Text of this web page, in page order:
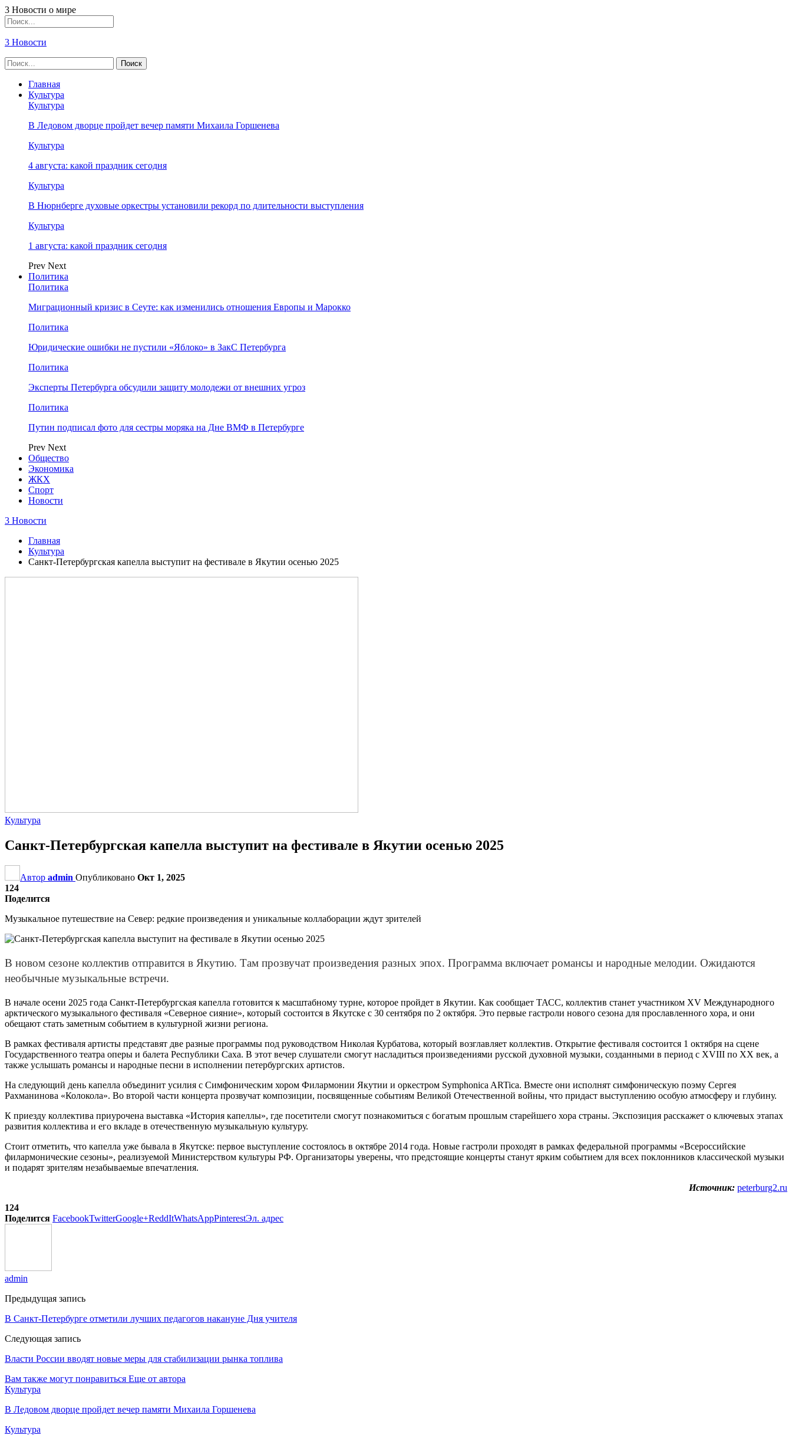
3 Новости о мире
3 Новости
Главная
Культура
Культура
В Ледовом дворце пройдет вечер памяти Михаила Горшенева
Культура
4 августа: какой праздник сегодня
Культура
В Нюрнберге духовые оркестры установили рекорд по длительности выступления
Культура
1 августа: какой праздник сегодня
Prev Next
Политика
Политика
Миграционный кризис в Сеуте: как изменились отношения Европы и Марокко
Политика
Юридические ошибки не пустили «Яблоко» в ЗакС Петербурга
Политика
Эксперты Петербурга обсудили защиту молодежи от внешних угроз
Политика
Путин подписал фото для сестры моряка на Дне ВМФ в Петербурге
Prev Next
Общество
Экономика
ЖКХ
Спорт
Новости
3 Новости
Главная
Культура
Санкт-Петербургская капелла выступит на фестивале в Якутии осенью 2025
Культура
Санкт-Петербургская капелла выступит на фестивале в Якутии осенью 2025
Автор admin Опубликовано Окт 1, 2025
124
Поделится
Музыкальное путешествие на Север: редкие произведения и уникальные коллаборации ждут зрителей
В новом сезоне коллектив отправится в Якутию. Там прозвучат произведения разных эпох. Программа включает романсы и народные мелодии. Ожидаются
необычные музыкальные встречи.
В начале осени 2025 года Санкт-Петербургская капелла готовится к масштабному турне, которое пройдет в Якутии. Как сообщает ТАСС, коллектив станет участником XV Международного
арктического музыкального фестиваля «Северное сияние», который состоится в Якутске с 30 сентября по 2 октября. Это первые гастроли нового сезона для прославленного хора, и они
обещают стать заметным событием в культурной жизни региона.
В рамках фестиваля артисты представят две разные программы под руководством Николая Курбатова, который возглавляет коллектив. Открытие фестиваля состоится 1 октября на сцене
Государственного театра оперы и балета Республики Саха. В этот вечер слушатели смогут насладиться произведениями русской духовной музыки, созданными в период с XVIII по XX век, а
также услышать романсы и народные песни в исполнении петербургских артистов.
На следующий день капелла объединит усилия с Симфоническим хором Филармонии Якутии и оркестром Symphonica ARTica. Вместе они исполнят симфоническую поэму Сергея
Рахманинова «Колокола». Во второй части концерта прозвучат композиции, посвященные событиям Великой Отечественной войны, что придаст выступлению особую атмосферу и глубину.
К приезду коллектива приурочена выставка «История капеллы», где посетители смогут познакомиться с богатым прошлым старейшего хора страны. Экспозиция расскажет о ключевых этапах
развития коллектива и его вкладе в отечественную музыкальную культуру.
Стоит отметить, что капелла уже бывала в Якутске: первое выступление состоялось в октябре 2014 года. Новые гастроли проходят в рамках федеральной программы «Всероссийские
филармонические сезоны», реализуемой Министерством культуры РФ. Организаторы уверены, что предстоящие концерты станут ярким событием для всех поклонников классической музыки
и подарят зрителям незабываемые впечатления.
Источник: peterburg2.ru
124
Поделится FacebookTwitterGoogle+ReddItWhatsAppPinterestЭл. адрес
admin
Предыдущая запись
В Санкт-Петербурге отметили лучших педагогов накануне Дня учителя
Следующая запись
Власти России вводят новые меры для стабилизации рынка топлива
Вам также могут понравиться Еще от автора
Культура
В Ледовом дворце пройдет вечер памяти Михаила Горшенева
Культура